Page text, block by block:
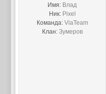
Имя: Влад
Ник: Pixel
Команда: ViaTeam
Клан: Зумеров